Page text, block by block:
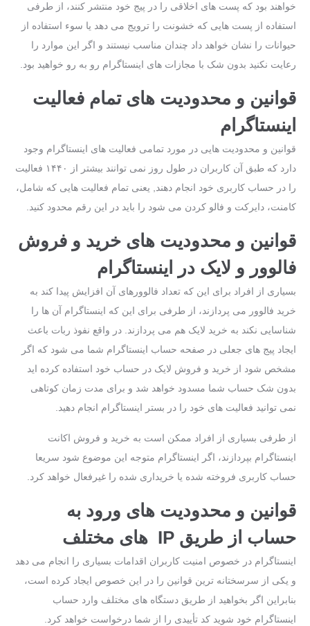
خواهند بود که پست های اخلاقی را در پیج خود منتشر کنند، از طرفی
استفاده از پست هایی که خشونت را ترویج می‌ دهد یا سوء ‌استفاده‌ از
حیوانات را نشان خواهد داد چندان مناسب نیستند و اگر این موارد را
رعایت نکنید بدون شک با مجازات‌ های اینستاگرام رو به رو خواهید بود.
قوانین و محدودیت ‌های تمام فعالیت
اینستاگرام
قوانین و محدودیت ‌هایی در مورد تمامی فعالیت های اینستاگرام وجود
دارد که طبق آن کاربران در طول روز نمی ‌توانند بیشتر از ۱۴۴۰ فعالیت
را در حساب کاربری خود انجام دهند, یعنی تمام فعالیت‌ هایی که شامل،
کامنت، دایرکت و فالو کردن می ‌شود را باید در این رقم محدود کنید.
قوانین و محدودیت‌ های خرید و فروش
فالوور و لایک در اینستاگرام
بسیاری از افراد برای این‌ که تعداد فالوورهای آن افزایش پیدا کند به
خرید فالوور می‌ پردازند، از طرفی برای این ‌که اینستاگرام آن‌ ها را
شناسایی نکند به خرید لایک هم می پردازند. در واقع نفوذ ربات باعث
ایجاد پیج های جعلی در صفحه حساب اینستاگرام شما می‌ شود که اگر
مشخص شود از خرید و فروش لایک در حساب خود استفاده کرده‌ اید
بدون ‌شک حساب شما مسدود خواهد شد و برای مدت ‌زمان کوتاهی
نمی‌ توانید فعالیت ‌های خود را در بستر اینستاگرام انجام دهید.
از طرفی بسیاری از افراد ممکن است به خرید و فروش اکانت
اینستاگرام بپردازند، اگر اینستاگرام متوجه این‌ موضوع شود سریعا
حساب کاربری فروخته ‌شده یا خریداری ‌شده را غیرفعال خواهد کرد.
قوانین و محدودیت‌ های ورود به
حساب از طریق IP های مختلف
اینستاگرام در خصوص امنیت کاربران اقدامات بسیاری را انجام می ‌دهد
و یکی از سرسختانه ‌ترین قوانین را در این خصوص ایجاد کرده‌ است،
بنابراین اگر بخواهید از طریق دستگاه ‌های مختلف وارد حساب
اینستاگرام خود شوید کد تأییدی را از شما درخواست خواهد کرد.